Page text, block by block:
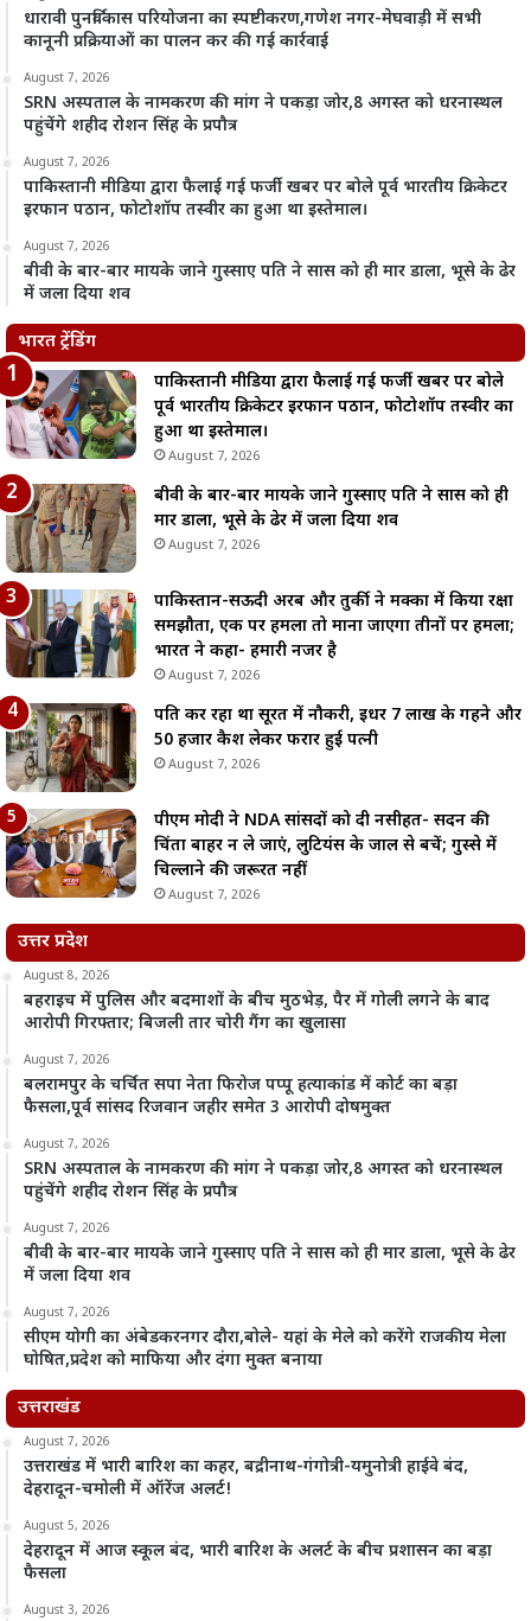
धारावी पुनर्विकास परियोजना का स्पष्टीकरण,गणेश नगर-मेघवाड़ी में सभी
कानूनी प्रक्रियाओं का पालन कर की गई कार्रवाई
August 7, 2026
SRN अस्पताल के नामकरण की मांग ने पकड़ा जोर,8 अगस्त को धरनास्थल
पहुंचेंगे शहीद रोशन सिंह के प्रपौत्र
August 7, 2026
पाकिस्तानी मीडिया द्वारा फैलाई गई फर्जी खबर पर बोले पूर्व भारतीय क्रिकेटर
इरफान पठान, फोटोशॉप तस्वीर का हुआ था इस्तेमाल।
August 7, 2026
बीवी के बार-बार मायके जाने गुस्साए पति ने सास को ही मार डाला, भूसे के ढेर
में जला दिया शव
भारत ट्रेंडिंग
पाकिस्तानी मीडिया द्वारा फैलाई गई फर्जी खबर पर बोले
पूर्व भारतीय क्रिकेटर इरफान पठान, फोटोशॉप तस्वीर का
हुआ था इस्तेमाल।
August 7, 2026
बीवी के बार-बार मायके जाने गुस्साए पति ने सास को ही
मार डाला, भूसे के ढेर में जला दिया शव
August 7, 2026
पाकिस्तान-सऊदी अरब और तुर्की ने मक्का में किया रक्षा
समझौता, एक पर हमला तो माना जाएगा तीनों पर हमला;
भारत ने कहा- हमारी नजर है
August 7, 2026
पति कर रहा था सूरत में नौकरी, इधर 7 लाख के गहने और
50 हजार कैश लेकर फरार हुई पत्नी
August 7, 2026
पीएम मोदी ने NDA सांसदों को दी नसीहत- सदन की
चिंता बाहर न ले जाएं, लुटियंस के जाल से बचें; गुस्से में
चिल्लाने की जरूरत नहीं
August 7, 2026
उत्तर प्रदेश
August 8, 2026
बहराइच में पुलिस और बदमाशों के बीच मुठभेड़, पैर में गोली लगने के बाद
आरोपी गिरफ्तार; बिजली तार चोरी गैंग का खुलासा
August 7, 2026
बलरामपुर के चर्चित सपा नेता फिरोज पप्पू हत्याकांड में कोर्ट का बड़ा
फैसला,पूर्व सांसद रिजवान जहीर समेत 3 आरोपी दोषमुक्त
August 7, 2026
SRN अस्पताल के नामकरण की मांग ने पकड़ा जोर,8 अगस्त को धरनास्थल
पहुंचेंगे शहीद रोशन सिंह के प्रपौत्र
August 7, 2026
बीवी के बार-बार मायके जाने गुस्साए पति ने सास को ही मार डाला, भूसे के ढेर
में जला दिया शव
August 7, 2026
सीएम योगी का अंबेडकरनगर दौरा,बोले- यहां के मेले को करेंगे राजकीय मेला
घोषित,प्रदेश को माफिया और दंगा मुक्त बनाया
उत्तराखंड
August 7, 2026
उत्तराखंड में भारी बारिश का कहर, बद्रीनाथ-गंगोत्री-यमुनोत्री हाईवे बंद,
देहरादून-चमोली में ऑरेंज अलर्ट!
August 5, 2026
देहरादून में आज स्कूल बंद, भारी बारिश के अलर्ट के बीच प्रशासन का बड़ा
फैसला
August 3, 2026